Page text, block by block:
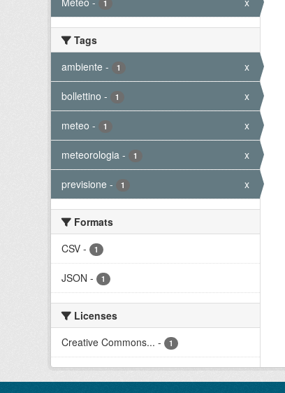
1
Tags
ambiente - 1 x
bollettino - 1 x
meteo - 1 x
meteorologia - 1 x
previsione - 1 x
Formats
CSV - 1
JSON - 1
Licenses
Creative Commons... - 1